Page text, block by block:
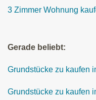
3 Zimmer Wohnung
Gerade beliebt:
Grundstücke zu kaufen
Grundstücke zu kaufen